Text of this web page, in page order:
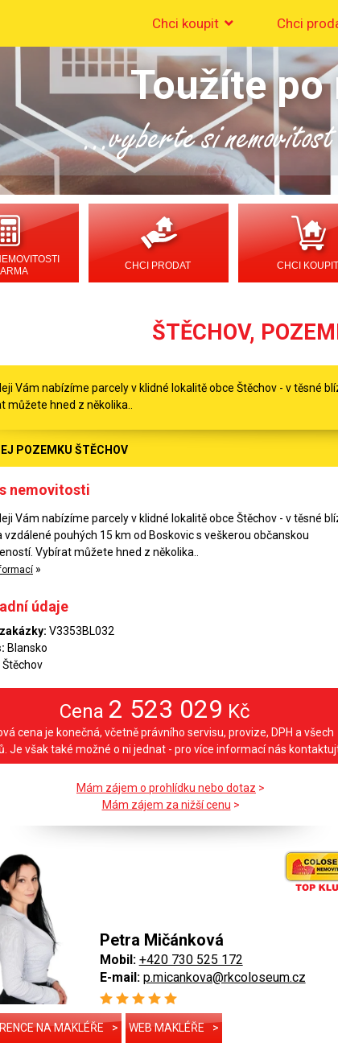
Chci koupit Chci
Toužíte po
...vyberte si nemovitost
CHCI PRODAT CHCI KOUPIT
ŠTĚCHOV,
Vám nabízíme parcely v klidné lokalitě obce Štěchov - v těsné
můžete hned z několika..
POZEMKU ŠTĚCHOV
nemovitosti
Vám nabízíme parcely v klidné lokalitě obce Štěchov - v těsné
vzdálené pouhých 15 km od Boskovic s veškerou občanskou
Vybírat můžete hned z několika..
»
údaje
V3353BL032
Blansko
Štěchov
Cena 2 523 029 Kč
cena je konečná, včetně právního servisu, provize, DPH a všech
Je však také možné o ni jednat - pro více informací nás
Mám zájem o prohlídku nebo dotaz >
Mám zájem za nižší cenu >
Petra Mičánková
Mobil: +420 730 525 172
E-mail: p.micankova@rkcoloseum.cz
NA MAKLÉŘE > WEB MAKLÉŘE >